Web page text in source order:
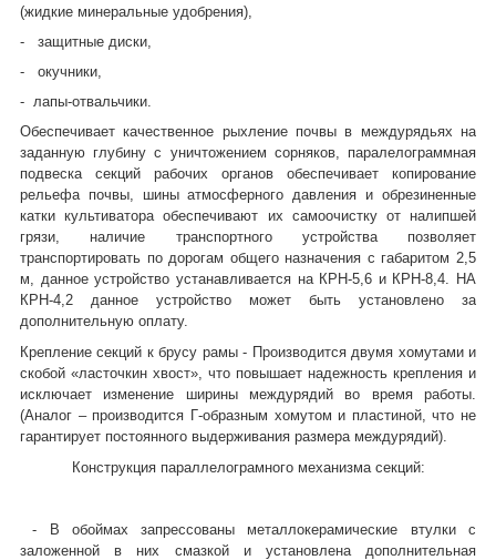
(жидкие минеральные удобрения),
- защитные диски,
- окучники,
- лапы-отвальчики.
Обеспечивает качественное рыхление почвы в междурядьях на
заданную глубину с уничтожением сорняков, паралелограммная
подвеска секций рабочих органов обеспечивает копирование
рельефа почвы, шины атмосферного давления и обрезиненные
катки культиватора обеспечивают их самоочистку от налипшей
грязи, наличие транспортного устройства позволяет
транспортировать по дорогам общего назначения с габаритом 2,5
м, данное устройство устанавливается на КРН-5,6 и КРН-8,4. НА
КРН-4,2 данное устройство может быть установлено за
дополнительную оплату.
Крепление секций к брусу рамы- Производится двумя хомутами и
скобой «ласточкин хвост», что повышает надежность крепления и
исключает изменение ширины междурядий во время работы.
(Аналог – производится Г-образным хомутом и пластиной, что не
гарантирует постоянного выдерживания размера междурядий).
Конструкция параллелограмного механизма секций:
- В обоймах запрессованы металлокерамические втулки с
заложенной в них смазкой и установлена дополнительная